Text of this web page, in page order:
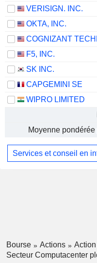
VERISIGN. INC.
OKTA, INC.
F5, INC.
SK INC.
CAPGEMINI SE
WIPRO LIMITED
Moyenne pondérée
Services et conseil en
Bourse Actions
Secteur Computacenter